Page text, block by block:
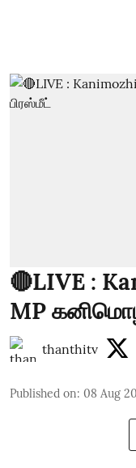
🔴LIVE :
MP
thanthitv
Published on: 08 Aug